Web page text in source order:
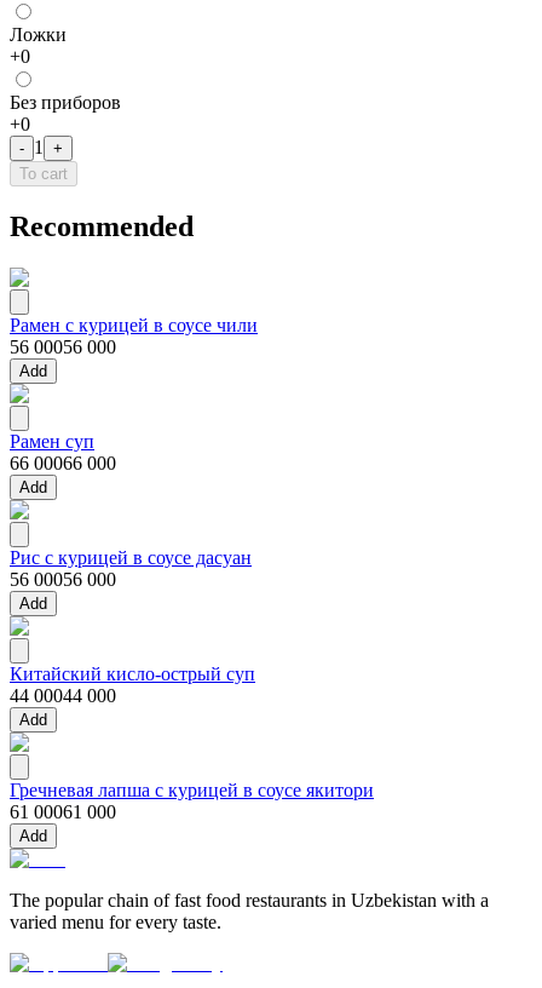
Лoжки
+0
Без приборов
+0
- 1
+
To cart
Recommended
Рамен с курицей в соусе чили
56 00056 000
Add
Рамен суп
66 00066 000
Add
Рис с курицей в соусе дасуан
56 00056 000
Add
Китайский кисло-острый суп
44 00044 000
Add
Гречневая лапша с курицей в соусе якитори
61 00061 000
Add
The popular chain of fast food restaurants in Uzbekistan with a
varied menu for every taste.